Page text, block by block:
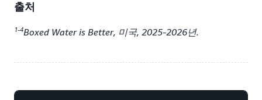
출처
1-4Boxed Water is Better, 미국, 2025-2026년.